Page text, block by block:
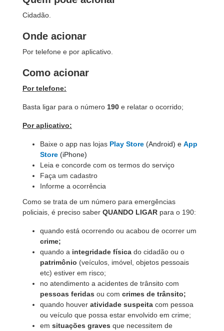
Cidadão.
Onde acionar
Por telefone e por aplicativo.
Como acionar
Por telefone:
Basta ligar para o número 190 e relatar o ocorrido;
Por aplicativo:
Baixe o app nas lojas Play Store (Android) e App
Store (iPhone)
Leia e concorde com os termos do serviço
Faça um cadastro
Informe a ocorrência
Como se trata de um número para emergências
policiais, é preciso saber QUANDO LIGAR para o 190:
quando está ocorrendo ou acabou de ocorrer um
crime;
quando a integridade física do cidadão ou o
patrimônio (veículos, imóvel, objetos pessoais
etc) estiver em risco;
no atendimento a acidentes de trânsito com
pessoas feridas ou com crimes de trânsito;
quando houver atividade suspeita com pessoa
ou veículo que possa estar envolvido em crime;
em situações graves que necessitem de